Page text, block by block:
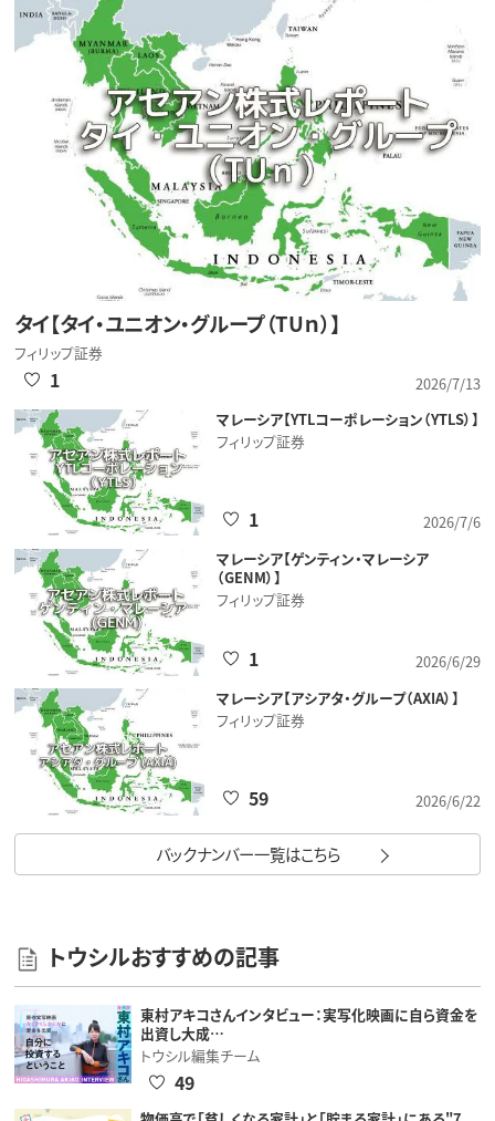
タイ【タイ・ユニオン・グループ（TUｎ）】
フィリップ証券
2026/7/13
1
マレーシア【YTLコーポレーション（YTLS）】
フィリップ証券
2026/7/6
1
マレーシア【ゲンティン・マレーシア
（GENM）】
フィリップ証券
2026/6/29
1
マレーシア【アシアタ・グループ（AXIA）】
フィリップ証券
2026/6/22
59
バックナンバー一覧はこちら
トウシルおすすめの記事
東村アキコさんインタビュー：実写化映画に自ら資金を
出資し大成…
トウシル編集チーム
49